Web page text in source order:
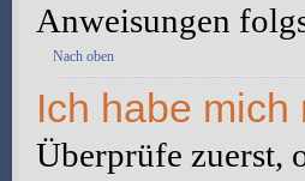
Anweisungen
Nach oben
Ich habe
Überprüfe zuerst,